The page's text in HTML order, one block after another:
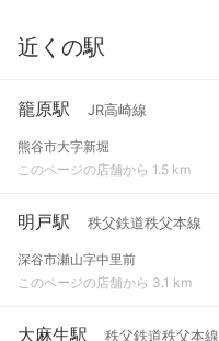
近くの駅
籠原駅 JR高崎線
熊谷市大字新堀
このページの店舗から 1.5 km
明戸駅 秩父鉄道秩父本線
深谷市瀬山字中里前
このページの店舗から 3.1 km
大麻生駅 秩父鉄道秩父本線